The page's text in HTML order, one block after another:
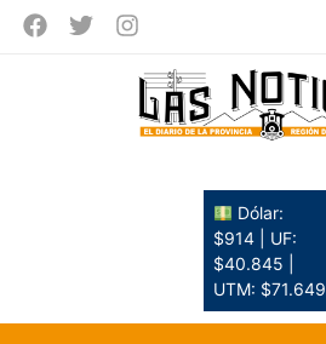
Dólar:
$914 | UF:
$40.845 |
UTM: $71.649